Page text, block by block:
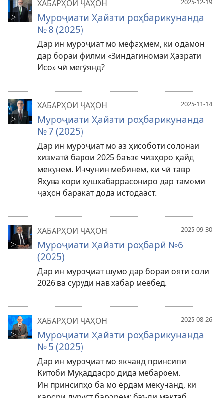
2025-12-19
ХАБАРҲОИ ҶАҲОН
Муроҷиати Ҳайати роҳбарикунанда
№ 8 (2025)
Дар ин муроҷиат мо мефаҳмем, ки одамон
дар бораи филми «Зиндагиномаи Ҳазрати
Исо» чӣ мегӯянд?
2025-11-14
ХАБАРҲОИ ҶАҲОН
Муроҷиати Ҳайати роҳбарикунанда
№ 7 (2025)
Дар ин муроҷиат мо аз ҳисоботи солонаи
хизматӣ барои 2025 баъзе чизҳоро қайд
мекунем. Инчунин мебинем, ки чӣ тавр
Яҳува кори хушхабаррасониро дар тамоми
ҷаҳон баракат дода истодааст.
2025-09-30
ХАБАРҲОИ ҶАҲОН
Муроҷиати Ҳайати роҳбарӣ №6
(2025)
Дар ин муроҷиат шумо дар бораи ояти соли
2026 ва суруди нав хабар меёбед.
2025-08-26
ХАБАРҲОИ ҶАҲОН
Муроҷиати Ҳайати роҳбарикунанда
№ 5 (2025)
Дар ин муроҷиат мо якчанд принсипи
Китоби Муқаддасро дида мебароем.
Ин принсипҳо ба мо ёрдам мекунанд, ки